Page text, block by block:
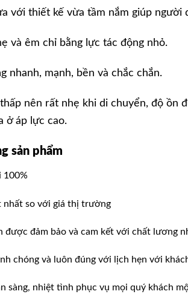
với thiết kế vừa tầm nắm giúp người
và êm chỉ bằng lực tác động nhỏ.
nhanh, mạnh, bền và chắc chắn.
nên rất nhẹ khi di chuyển, độ ồn
ở áp lực cao.
sản phẩm
100%
nhất so với giá thị trường
được đảm bảo và cam kết với chất lương
chóng và luôn đúng với lịch hẹn với
sàng, nhiệt tình phục vụ mọi quý khách